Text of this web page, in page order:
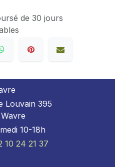
de 30 jours
Louvain 395
10-18h
10 24 21 37